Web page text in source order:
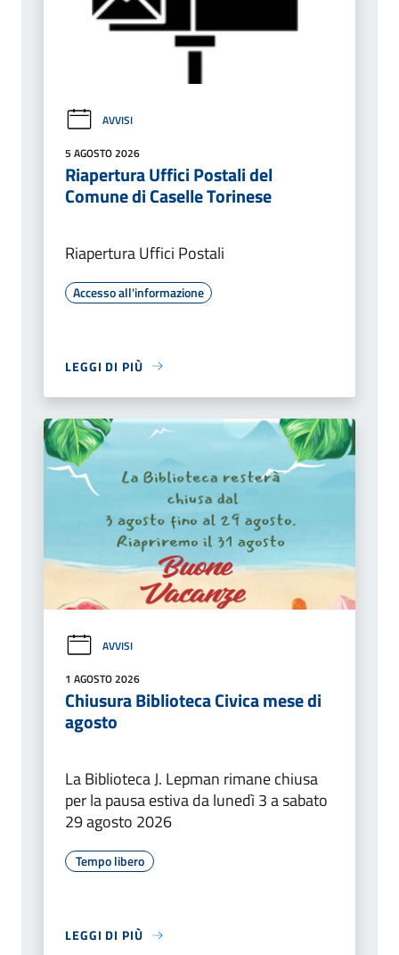
AVVISI
5 AGOSTO 2026
Riapertura Uffici Postali del
Comune di Caselle Torinese
Riapertura Uffici Postali
Accesso all'informazione
LEGGI DI PIÙ
AVVISI
1 AGOSTO 2026
Chiusura Biblioteca Civica mese di
agosto
La Biblioteca J. Lepman rimane chiusa
per la pausa estiva da lunedì 3 a sabato
29 agosto 2026
Tempo libero
LEGGI DI PIÙ